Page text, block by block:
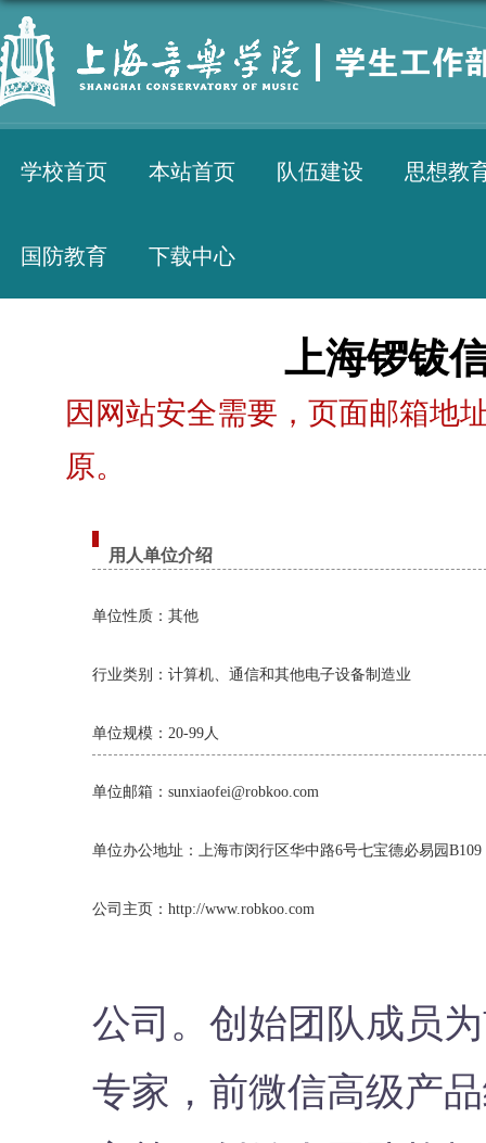
学校首页 本站首页 队伍建设 思想教
国防教育 下载中心
上海锣钹
因网站安全需要，页面邮箱地
原。
用人单位介绍
单位性质：其他
行业类别：计算机、通信和其他电子设备制造业
单位规模：20-99人
单位邮箱：sunxiaofei@robkoo.com
单位办公地址：上海市闵行区华中路6号七宝德必易园B109
公司主页：http://www.robkoo.com
公司。创始团队成员
专家，前微信高级产